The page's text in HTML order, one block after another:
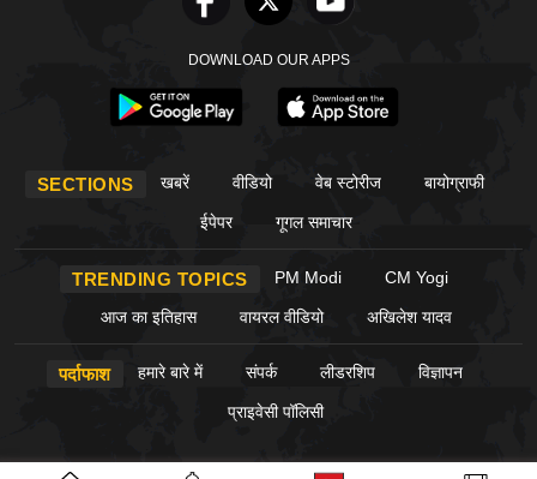
DOWNLOAD OUR APPS
SECTIONS खबरें वीडियो वेब स्टोरीज बायोग्राफी
ईपेपर गूगल समाचार
TRENDING TOPICS PM Modi CM Yogi
आज का इतिहास वायरल वीडियो अखिलेश यादव
पर्दाफाश हमारे बारे में संपर्क लीडरशिप विज्ञापन
प्राइवेसी पॉलिसी